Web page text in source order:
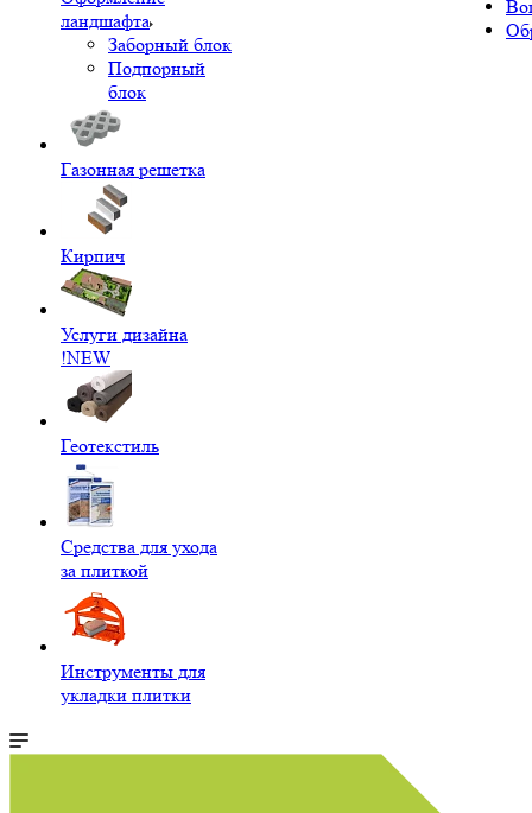
ландшафта
Заборный блок
Подпорный
блок
Газонная решетка
Кирпич
Услуги дизайна
!NEW
Геотекстиль
Средства для ухода
за плиткой
Инструменты для
укладки плитки